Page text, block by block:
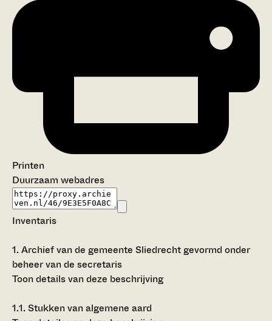
Printen
Duurzaam webadres
Inventaris
1.Archief van de gemeente Sliedrecht gevormd onder
beheer van de secretaris
Toon details van deze beschrijving
1.1.Stukken van algemene aard